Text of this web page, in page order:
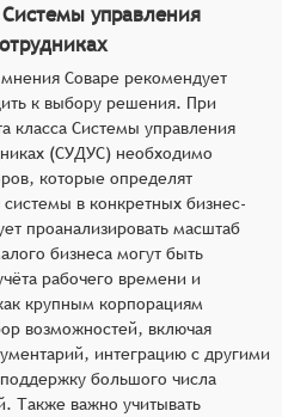
управления
Соваре рекомендует
к выбору решения. При
класса Системы управления
(СУДУС) необходимо
которые определят
в конкретных бизнес-
проанализировать масштаб
бизнеса могут быть
рабочего времени и
крупным корпорациям
возможностей, включая
интеграцию с другими
большого числа
Также важно учитывать